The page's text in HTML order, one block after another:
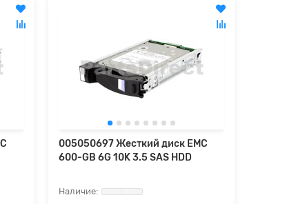
005050697 Жесткий диск EMC
600-GB 6G 10K 3.5 SAS HDD